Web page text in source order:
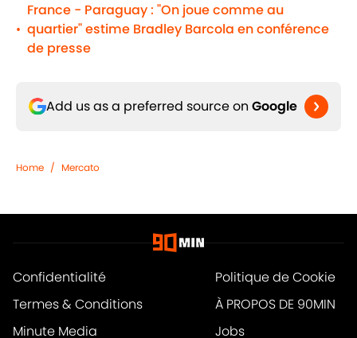
•
France - Paraguay : "On joue comme au
quartier" estime Bradley Barcola en conférence
de presse
Add us as a preferred source on Google
Home / Mercato
Confidentialité
Politique de Cookie
Termes & Conditions
À PROPOS DE 90MIN
Minute Media
Jobs